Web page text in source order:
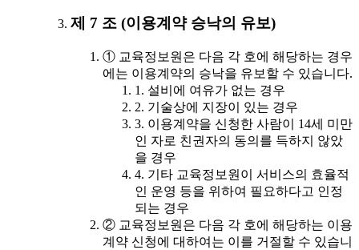
제 7 조 (이용계약 승낙의 유보)
① 교육정보원은 다음 각 호에 해당하는 경우
에는 이용계약의 승낙을 유보할 수 있습니다.
1. 설비에 여유가 없는 경우
2. 기술상에 지장이 있는 경우
3. 이용계약을 신청한 사람이 14세 미만
인 자로 친권자의 동의를 득하지 않았
을 경우
4. 기타 교육정보원이 서비스의 효율적
인 운영 등을 위하여 필요하다고 인정
되는 경우
② 교육정보원은 다음 각 호에 해당하는 이용
계약 신청에 대하여는 이를 거절할 수 있습니